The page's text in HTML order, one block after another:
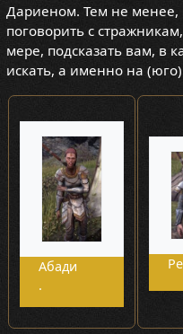
Дариеном. Тем не менее,
поговорить с
мере, подсказать вам, в
искать, а именно на
Абади
.